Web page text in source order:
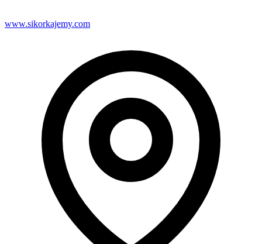
www.sikorkajemy.com